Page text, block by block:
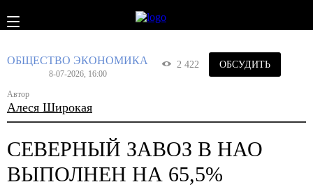
ОБЩЕСТВО ЭКОНОМИКА
8-07-2026, 16:00
Автор
Алеся Широкая
2 422 ОБСУДИТЬ
СЕВЕРНЫЙ ЗАВОЗ В НАО
ВЫПОЛНЕН НА 65,5%